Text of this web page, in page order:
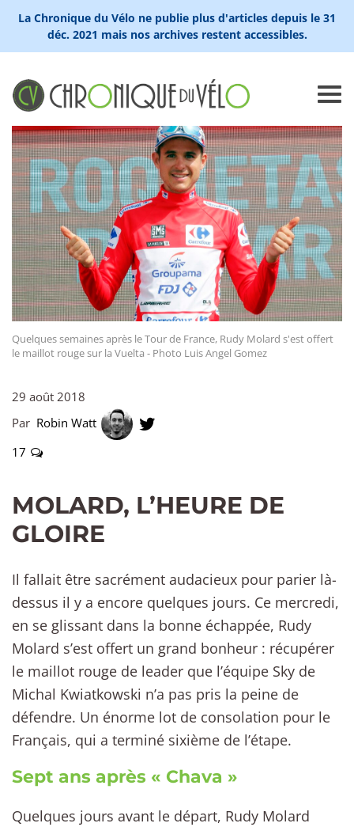
La Chronique du Vélo ne publie plus d'articles depuis le 31
déc. 2021 mais nos archives restent accessibles.
Quelques semaines après le Tour de France, Rudy Molard s'est offert
le maillot rouge sur la Vuelta - Photo Luis Angel Gomez
29 août 2018
Par Robin Watt
17
MOLARD, L’HEURE DE
GLOIRE
Il fallait être sacrément audacieux pour parier là-
dessus il y a encore quelques jours. Ce mercredi,
en se glissant dans la bonne échappée, Rudy
Molard s’est offert un grand bonheur : récupérer
le maillot rouge de leader que l’équipe Sky de
Michal Kwiatkowski n’a pas pris la peine de
défendre. Un énorme lot de consolation pour le
Français, qui a terminé sixième de l’étape.
Sept ans après « Chava »
Quelques jours avant le départ, Rudy Molard